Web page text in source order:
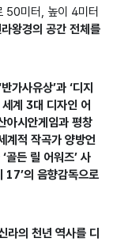
50미터, 높이 4미터
왕경의 공간 전체를
가사유상’과 ‘디지
세계 3대 디자인 어
아시안게임과 평창
계적 작곡가 양방언
골든 릴 어워즈’ 사
17’의 음향감독으로
라의 천년 역사를 디